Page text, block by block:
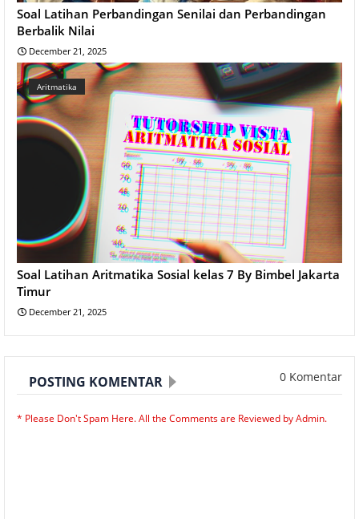
Soal Latihan Perbandingan Senilai dan Perbandingan
Berbalik Nilai
December 21, 2025
Aritmatika
Soal Latihan Aritmatika Sosial kelas 7 By Bimbel Jakarta
Timur
December 21, 2025
POSTING KOMENTAR 0 Komentar
* Please Don't Spam Here. All the Comments are Reviewed by Admin.